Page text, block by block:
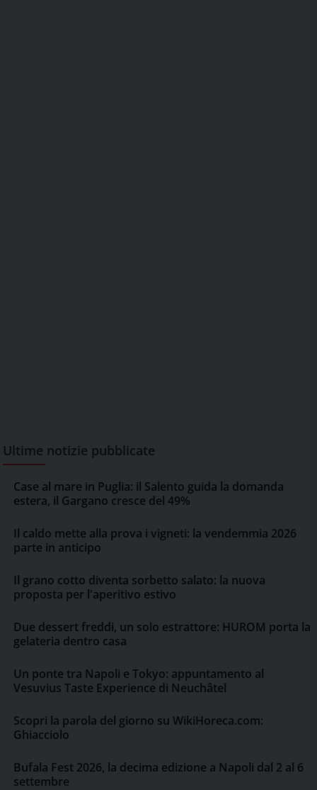
Ultime notizie pubblicate
Case al mare in Puglia: il Salento guida la domanda
estera, il Gargano cresce del 49%
Il caldo mette alla prova i vigneti: la vendemmia 2026
parte in anticipo
Il grano cotto diventa sorbetto salato: la nuova
proposta per l'aperitivo estivo
Due dessert freddi, un solo estrattore: HUROM porta la
gelateria dentro casa
Un ponte tra Napoli e Tokyo: appuntamento al
Vesuvius Taste Experience di Neuchâtel
Scopri la parola del giorno su WikiHoreca.com:
Ghiacciolo
Bufala Fest 2026, la decima edizione a Napoli dal 2 al 6
settembre